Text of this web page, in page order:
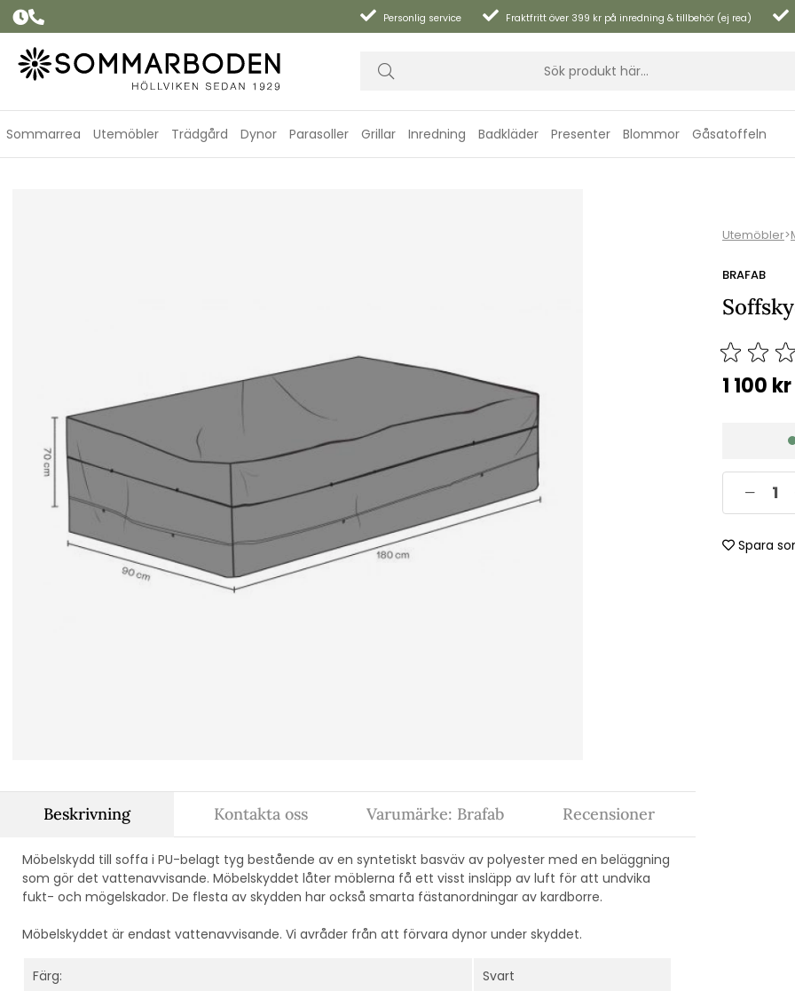
Personlig service Fraktfritt över 399 kr på inredning & tillbehör (ej rea)
Sommarrea Utemöbler Trädgård Dynor Parasoller Grillar Inredning Badkläder Presenter Blommor Gåsatoffeln
Utemöbler>
BRAFAB
1 100 kr
Spara
Beskrivning
Möbelskydd till soffa i PU-belagt tyg bestående av en syntetiskt basväv av polyester med en beläggning
som gör det vattenavvisande. Möbelskyddet låter möblerna få ett visst insläpp av luft för att undvika
fukt- och mögelskador. De flesta av skydden har också smarta fästanordningar av kardborre.
Möbelskyddet är endast vattenavvisande. Vi avråder från att förvara dynor under skyddet.
Färg: Svart
Kontakta oss Varumärke: Brafab Recensioner